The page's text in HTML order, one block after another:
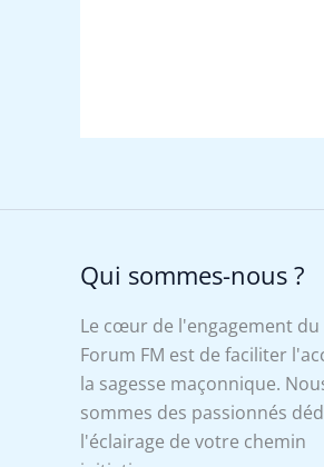
Qui sommes-nous ?
Le cœur de l'engagement du
Forum FM est de faciliter
la sagesse maçonnique.
sommes des passionnés
l'éclairage de votre chemin